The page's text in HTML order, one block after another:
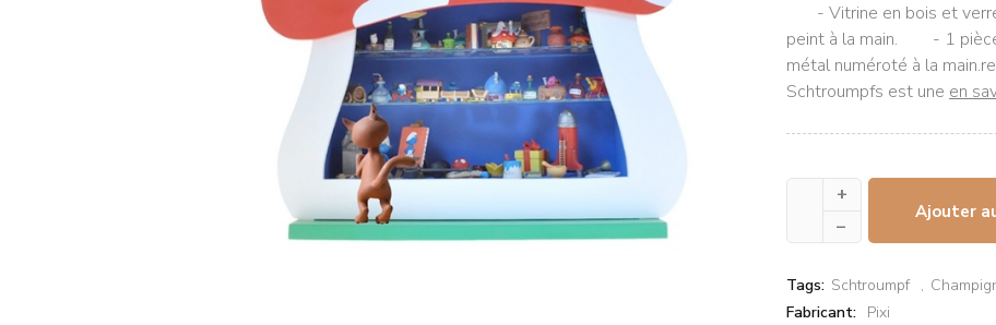
- Vitrine en bois et
peint à la main. - 1
métal numéroté à la
Schtroumpfs est une en
+
–
Ajouter
Tags: Schtroumpf
Fabricant: Pixi